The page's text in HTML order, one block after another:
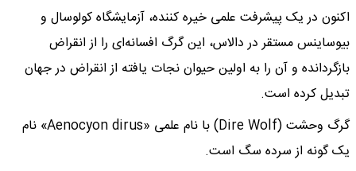
اکنون در یک پیشرفت علمی خیره کننده، آزمایشگاه کولوسال و
بیوساینس مستقر در دالاس، این گرگ افسانه‌ای را از انقراض
بازگردانده و آن را به اولین حیوان نجات یافته از انقراض در جهان
تبدیل کرده است.
گرگ وحشت (Dire Wolf) با نام علمی «Aenocyon dirus» نام
یک گونه از سرده سگ است.